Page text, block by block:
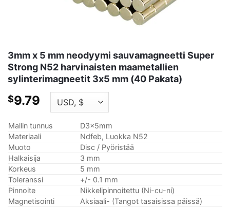
3mm x 5 mm neodyymi sauvamagneetti Super
Strong N52 harvinaisten maametallien
sylinterimagneetit 3x5 mm (40 Pakata)
$9.79
Mallin tunnus
D3x5mm
Materiaali
Ndfeb, Luokka N52
Muoto
Disc / Pyöristää
Halkaisija
3 mm
Korkeus
5 mm
Toleranssi
+/- 0.1 mm
Pinnoite
Nikkelipinnoitettu (Ni-cu-ni)
Magnetisointi
Aksiaali- (Tangot tasaisissa päissä)